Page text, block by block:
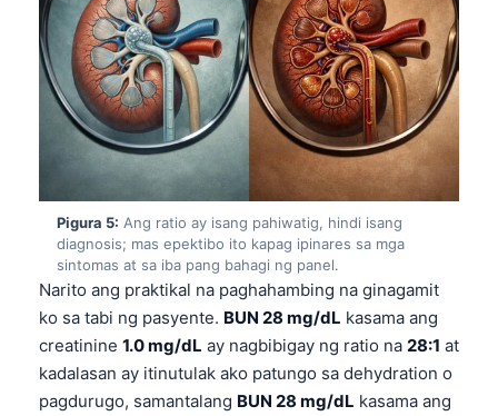
Pigura 5: Ang ratio ay isang pahiwatig, hindi isang
diagnosis; mas epektibo ito kapag ipinares sa mga
sintomas at sa iba pang bahagi ng panel.
Narito ang praktikal na paghahambing na ginagamit
ko sa tabi ng pasyente. BUN 28 mg/dL kasama ang
creatinine 1.0 mg/dL ay nagbibigay ng ratio na 28:1 at
kadalasan ay itinutulak ako patungo sa dehydration o
pagdurugo, samantalang BUN 28 mg/dL kasama ang
മലയാളം
Bahasa Melayu
Tiếng Việt
ไทย
ဗမာစာ
Kiswahili
አማርኛ
Українська
O‘zbekcha
Català